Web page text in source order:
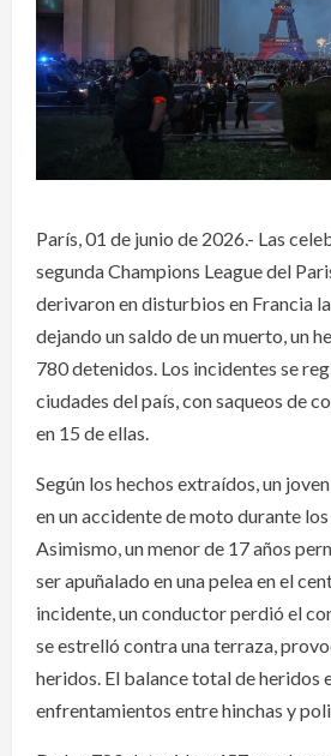
París, 01 de junio de 2026.- Las
segunda Champions League del
derivaron en disturbios en Francia
dejando un saldo de un muerto, un
780 detenidos. Los incidentes se
ciudades del país, con saqueos de
en 15 de ellas.
Según los hechos extraídos, un
en un accidente de moto durante
Asimismo, un menor de 17 años
ser apuñalado en una pelea en el
incidente, un conductor perdió el
se estrelló contra una terraza,
heridos. El balance total de heridos
enfrentamientos entre hinchas y